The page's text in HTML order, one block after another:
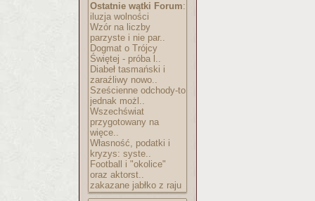
Ostatnie wątki Forum:
iluzja wolności
Wzór na liczby
parzyste i nie par..
Dogmat o Trójcy
Świętej - próba l..
Diabeł tasmański i
zaraźliwy nowo..
Sześcienne odchody-to
jednak możl..
Wszechświat
przygotowany na
więce..
Własność, podatki i
kryzys: syste..
Football i "okolice"
oraz aktorst..
zakazane jabłko z raju